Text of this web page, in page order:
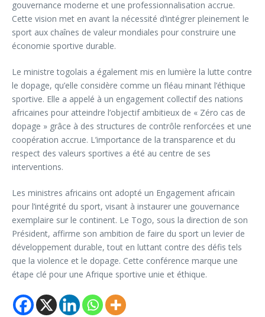
gouvernance moderne et une professionnalisation accrue.
Cette vision met en avant la nécessité d’intégrer pleinement le
sport aux chaînes de valeur mondiales pour construire une
économie sportive durable.
Le ministre togolais a également mis en lumière la lutte contre
le dopage, qu’elle considère comme un fléau minant l’éthique
sportive. Elle a appelé à un engagement collectif des nations
africaines pour atteindre l’objectif ambitieux de « Zéro cas de
dopage » grâce à des structures de contrôle renforcées et une
coopération accrue. L’importance de la transparence et du
respect des valeurs sportives a été au centre de ses
interventions.
Les ministres africains ont adopté un Engagement africain
pour l’intégrité du sport, visant à instaurer une gouvernance
exemplaire sur le continent. Le Togo, sous la direction de son
Président, affirme son ambition de faire du sport un levier de
développement durable, tout en luttant contre des défis tels
que la violence et le dopage. Cette conférence marque une
étape clé pour une Afrique sportive unie et éthique.